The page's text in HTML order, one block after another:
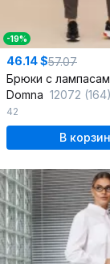
-19%
46.14 $57.07
Domna 12072
42
В